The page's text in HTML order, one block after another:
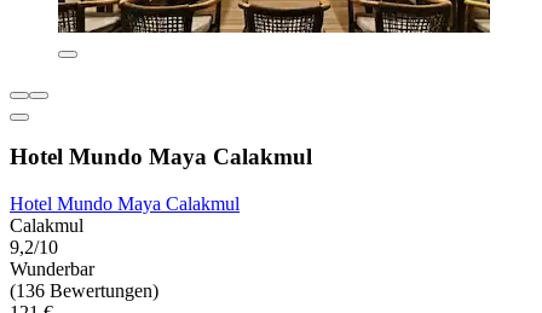
Hotel Mundo Maya Calakmul
Hotel Mundo Maya Calakmul
Calakmul
9,2/10
Wunderbar
(136 Bewertungen)